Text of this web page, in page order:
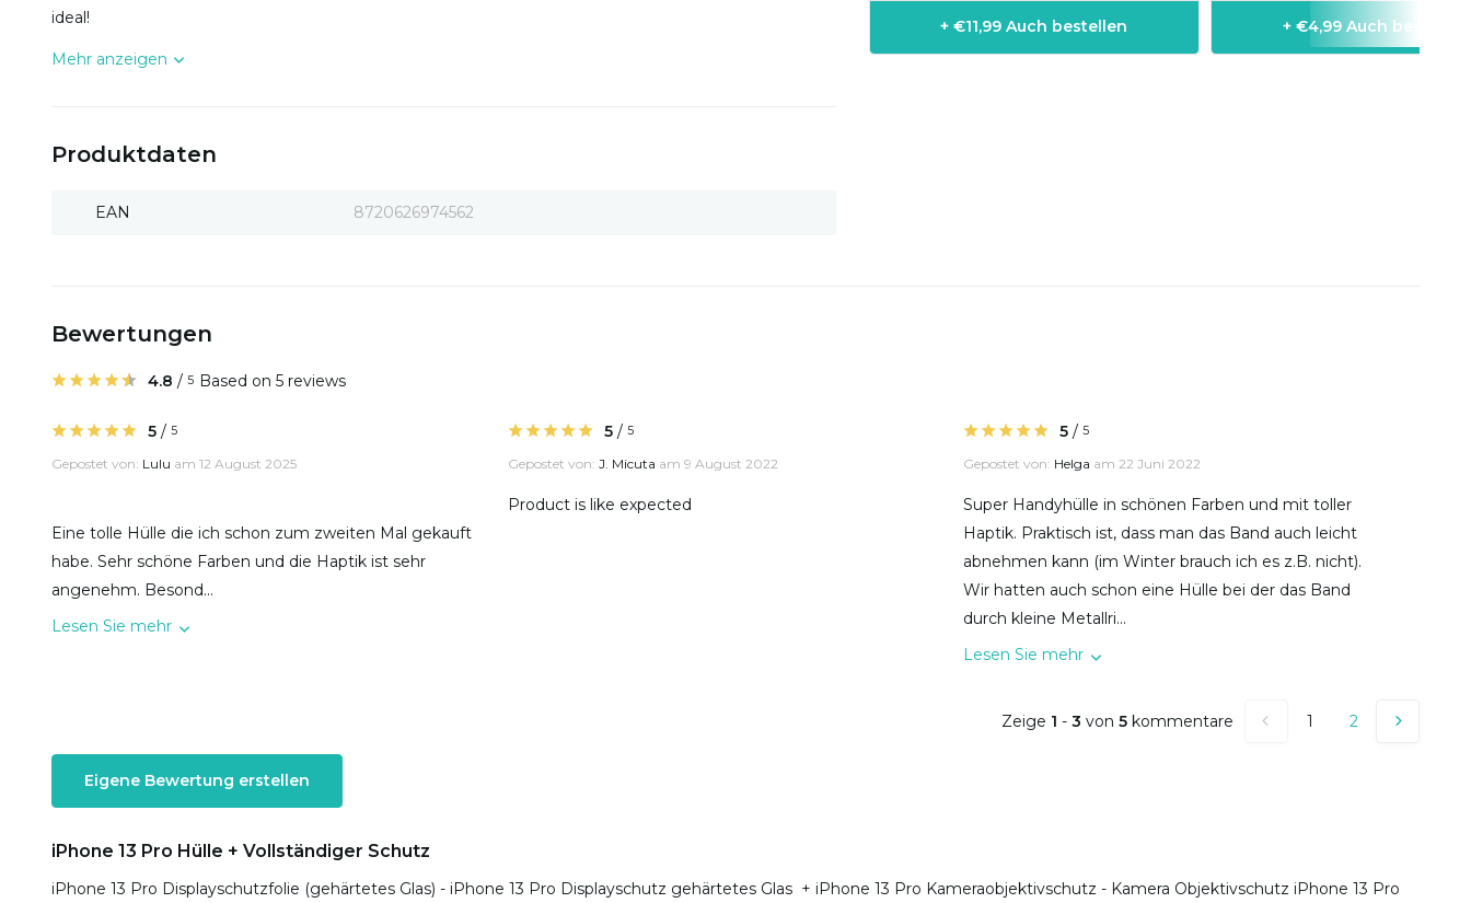
ideal!
Mehr anzeigen
Produktdaten
EAN 8720626974562
+ €11,99 Auch bestellen + €4,99 Auch bestellen
Bewertungen
4.8 / 5 Based on 5 reviews
5 / 5
Gepostet von: Lulu am 12 August 2025
Eine tolle Hülle die ich schon zum zweiten Mal gekauft
habe. Sehr schöne Farben und die Haptik ist sehr
angenehm. Besond...
Lesen Sie mehr
5/ 5
Gepostet von: J. Micuta am 9 August 2022
Product is like expected
5 /5
Gepostet von: Helga am 22 Juni 2022
Super Handyhülle in schönen Farben und mit toller
Haptik. Praktisch ist, dass man das Band auch leicht
abnehmen kann (im Winter brauch ich es z.B. nicht).
Wir hatten auch schon eine Hülle bei der das Band
durch kleine Metallri...
Lesen Sie mehr
Zeige 1 - 3 von 5 kommentare 1 2
Eigene Bewertung erstellen
iPhone 13 Pro Hülle + Vollständiger Schutz
iPhone 13 Pro Displayschutzfolie (gehärtetes Glas) - iPhone 13 Pro Displayschutz gehärtetes Glas + iPhone 13 Pro Kameraobjektivschutz - Kamera Objektivschutz iPhone 13 Pro